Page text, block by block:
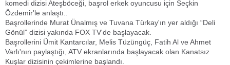
komedi dizisi Ateşböceği, başrol erkek oyuncusu için Seçkin
Özdemir'le anlaştı..
Başrollerinde Murat Ünalmış ve Tuvana Türkay'ın yer aldığı “Deli
Gönül” dizisi yakında FOX TV'de başlayacak.
Başrollerini Ümit Kantarcılar, Melis Tüzüngüç, Fatih Al ve Ahmet
Varlı'nın paylaştığı, ATV ekranlarında başlayacak olan Kanatsız
Kuşlar dizisinin çekimlerine başlandı.